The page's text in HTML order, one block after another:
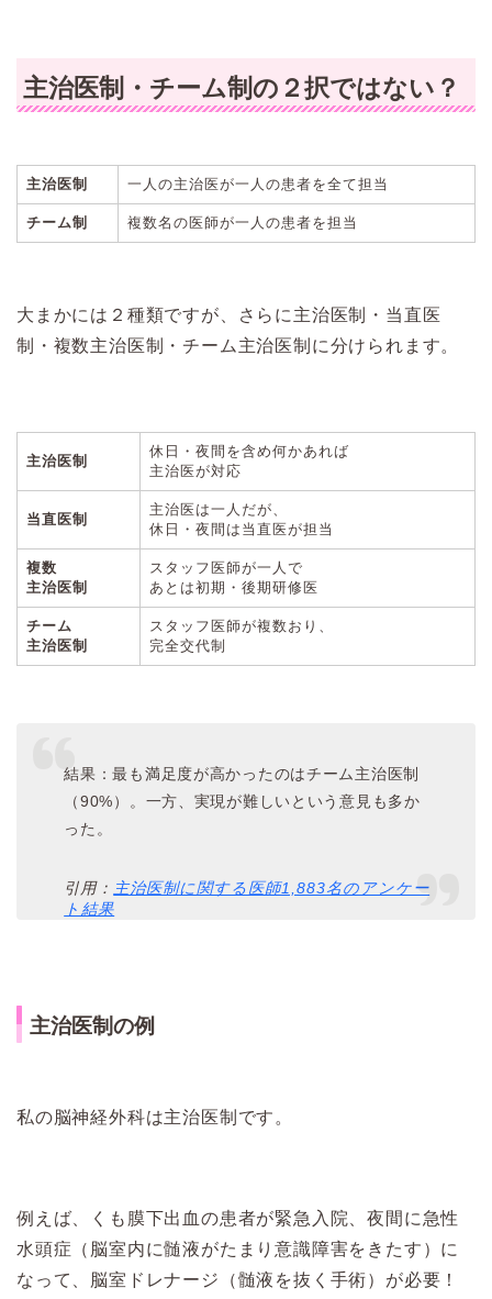
主治医制・チーム制の２択ではない？
主治医制 一人の主治医が一人の患者を全て担当
チーム制 複数名の医師が一人の患者を担当
大まかには２種類ですが、さらに主治医制・当直医
制・複数主治医制・チーム主治医制に分けられます。
主治医制
休日・夜間を含め何かあれば
主治医が対応
当直医制
主治医は一人だが、
休日・夜間は当直医が担当
複数
主治医制
スタッフ医師が一人で
あとは初期・後期研修医
チーム
主治医制
スタッフ医師が複数おり、
完全交代制
結果：最も満足度が高かったのはチーム主治医制
（90%）。一方、実現が難しいという意見も多か
った。
引用： 主治医制に関する医師1,883名のアンケー
ト結果
主治医制の例
私の脳神経外科は主治医制です。
例えば、くも膜下出血の患者が緊急入院、夜間に急性
水頭症（脳室内に髄液がたまり意識障害をきたす）に
なって、脳室ドレナージ（髄液を抜く手術）が必要！